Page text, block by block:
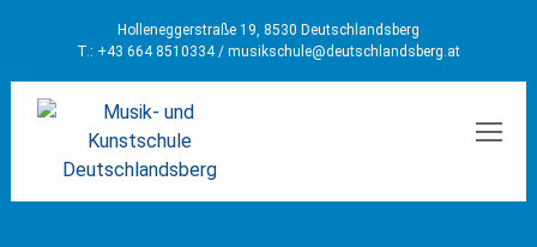
Holleneggerstraße 19, 8530 Deutschlandsberg
T.: +43 664 8510334 / musikschule@deutschlandsberg.at